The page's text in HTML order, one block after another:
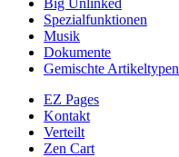
Big Unlinked
Spezialfunktionen
Musik
Dokumente
Gemischte Artikeltypen
EZ Pages
Kontakt
Verteilt
Zen Cart